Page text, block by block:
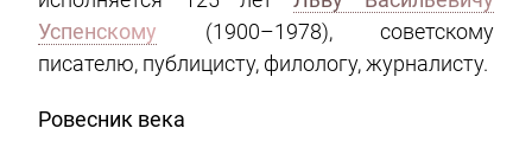
Успенскому (1900–1978), советскому
писателю, публицисту, филологу, журналисту.
Ровесник века